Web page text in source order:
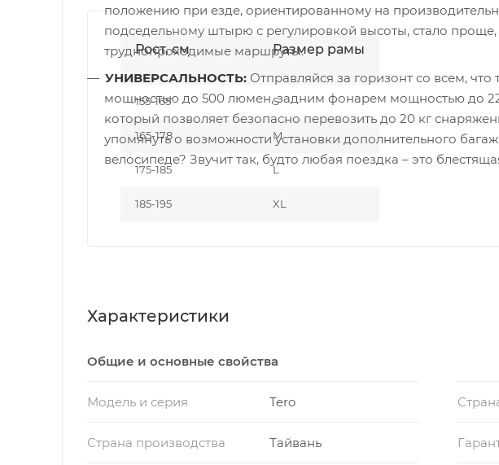
положению при езде, ориентированному на
подседельному штырю с регулировкой высоты, стало
труднопроходимые маршруты.
УНИВЕРСАЛЬНОСТЬ: Отправляйся за горизонт со всем,
мощностью до 500 люмен, задним фонарем мощностью до
который позволяет безопасно перевозить до 20 кг
упомянуть о возможности установки дополнительного
велосипеде? Звучит так, будто любая поездка – это
Рост, см Размер рамы
155-165 S
165-178 M
175-185 L
185-195 XL
Характеристики
Общие и основные свойства
Модель и серия Tero
Страна производства Тайвань